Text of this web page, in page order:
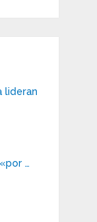
lideran
…